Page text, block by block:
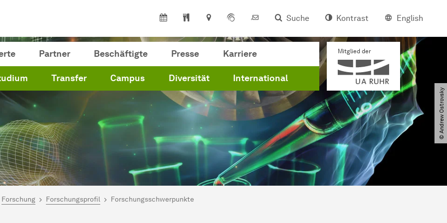
Suche Kontrast English
Partner Beschäftigte Presse Karriere
Transfer Campus Diversität International
Mitglied der
© Andrew Ostrovsky
hier:
Forschung Forschungsprofil Forschungsschwerpunkte